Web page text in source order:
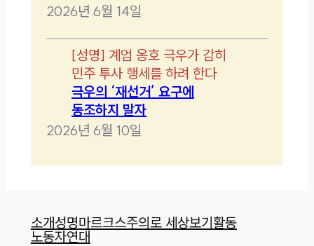
2026년 6월 14일
[성명] 계엄 옹호 극우가 감히
민주 투사 행세를 하려 한다
극우의 ‘재선거’ 요구에
동조하지 말자
2026년 6월 10일
소개성명마르크스주의로 세상보기활동
노동자연대